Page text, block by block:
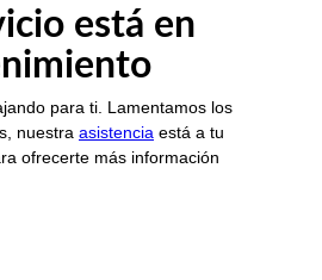
está en
para ti. Lamentamos los
nuestra asistencia está a tu
ofrecerte más información